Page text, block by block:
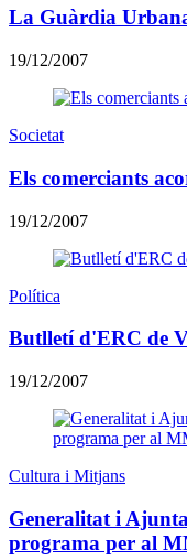
La Guàrdia
19/12/2007
Societat
Els comerciants
19/12/2007
Política
Butlletí d'ERC de
19/12/2007
Cultura i Mitjans
Generalitat i
programa per al